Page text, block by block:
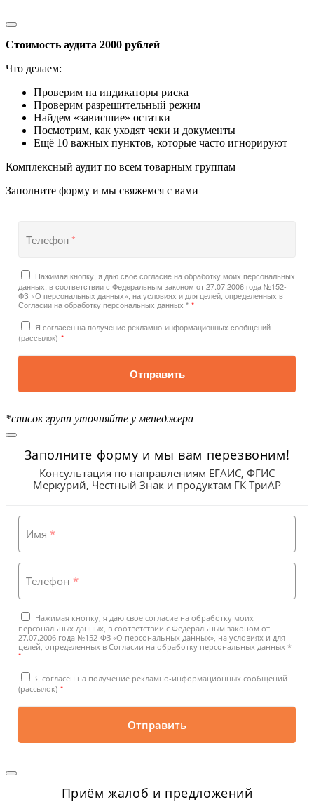
Стоимость аудита 2000 рублей
Что делаем:
Проверим на индикаторы риска
Проверим разрешительный режим
Найдем «зависшие» остатки
Посмотрим, как уходят чеки и документы
Ещё 10 важных пунктов, которые часто игнорируют
Комплексный аудит по всем товарным группам
Заполните форму и мы свяжемся с вами
Телефон*
Нажимая кнопку, я даю свое согласие на обработку моих персональных
данных, в соответствии с Федеральным законом от 27.07.2006 года №152-
ФЗ «О персональных данных», на условиях и для целей, определенных в
Согласии на обработку персональных данных * *
Я согласен на получение рекламно-информационных сообщений
(рассылок) *
Отправить
*список групп уточняйте у менеджера
Заполните форму и мы вам перезвоним!
Консультация по направлениям ЕГАИС, ФГИС
Меркурий, Честный Знак и продуктам ГК ТриАР
Имя *
Телефон *
Нажимая кнопку, я даю свое согласие на обработку моих
персональных данных, в соответствии с Федеральным законом от
27.07.2006 года №152-ФЗ «О персональных данных», на условиях и для
целей, определенных в Согласии на обработку персональных данных *
*
Я согласен на получение рекламно-информационных сообщений
(рассылок) *
Отправить
Приём жалоб и предложений